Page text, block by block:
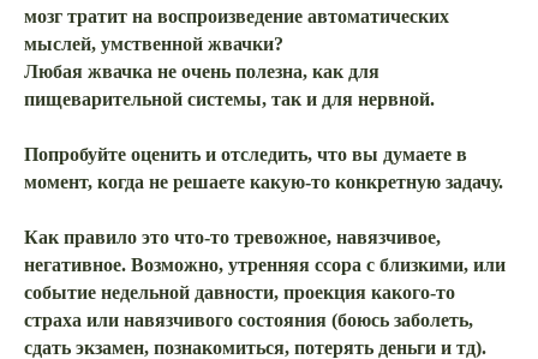
мозг тратит на воспроизведение автоматических
мыслей, умственной жвачки?
Любая жвачка не очень полезна, как для
пищеварительной системы, так и для нервной.
Попробуйте оценить и отследить, что вы думаете в
момент, когда не решаете какую-то конкретную задачу.
Как правило это что-то тревожное, навязчивое,
негативное. Возможно, утренняя ссора с близкими, или
событие недельной давности, проекция какого-то
страха или навязчивого состояния (боюсь заболеть,
сдать экзамен, познакомиться, потерять деньги и тд).